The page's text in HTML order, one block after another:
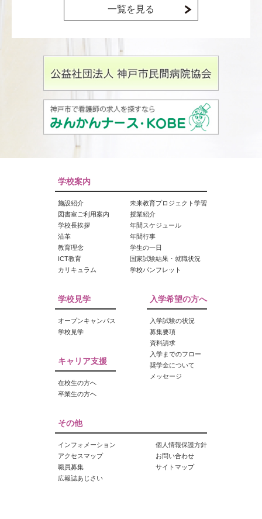
一覧を見る
学校案内
施設紹介
図書室ご利用案内
学校長挨拶
沿革
教育理念
ICT教育
カリキュラム
未来教育プロジェクト学習
授業紹介
年間スケジュール
年間行事
学生の一日
国家試験結果・就職状況
学校パンフレット
学校見学
オープンキャンパス
学校見学
キャリア支援
在校生の方へ
卒業生の方へ
入学希望の方へ
入学試験の状況
募集要項
資料請求
入学までのフロー
奨学金について
メッセージ
その他
インフォメーション
アクセスマップ
職員募集
広報誌あじさい
個人情報保護方針
お問い合わせ
サイトマップ